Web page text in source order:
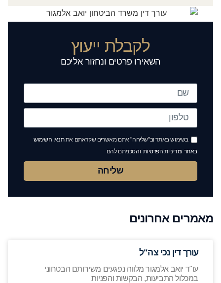
לקבלת ייעוץ
השאירו פרטים ונחזור אליכם
בשימוש באתר וב"שליחה" אתם מאשרים שקראתם אתתנאי השימוש
באתר ומדיניות הפרטיות והסכמתם להם
שליחה
מאמרים אחרונים
עורך דין נכי צה"ל
עו"ד יואב אלמגור מלווה נפגעים משירותם הבטחוני
במכלול התביעות, הבקשות והפניות